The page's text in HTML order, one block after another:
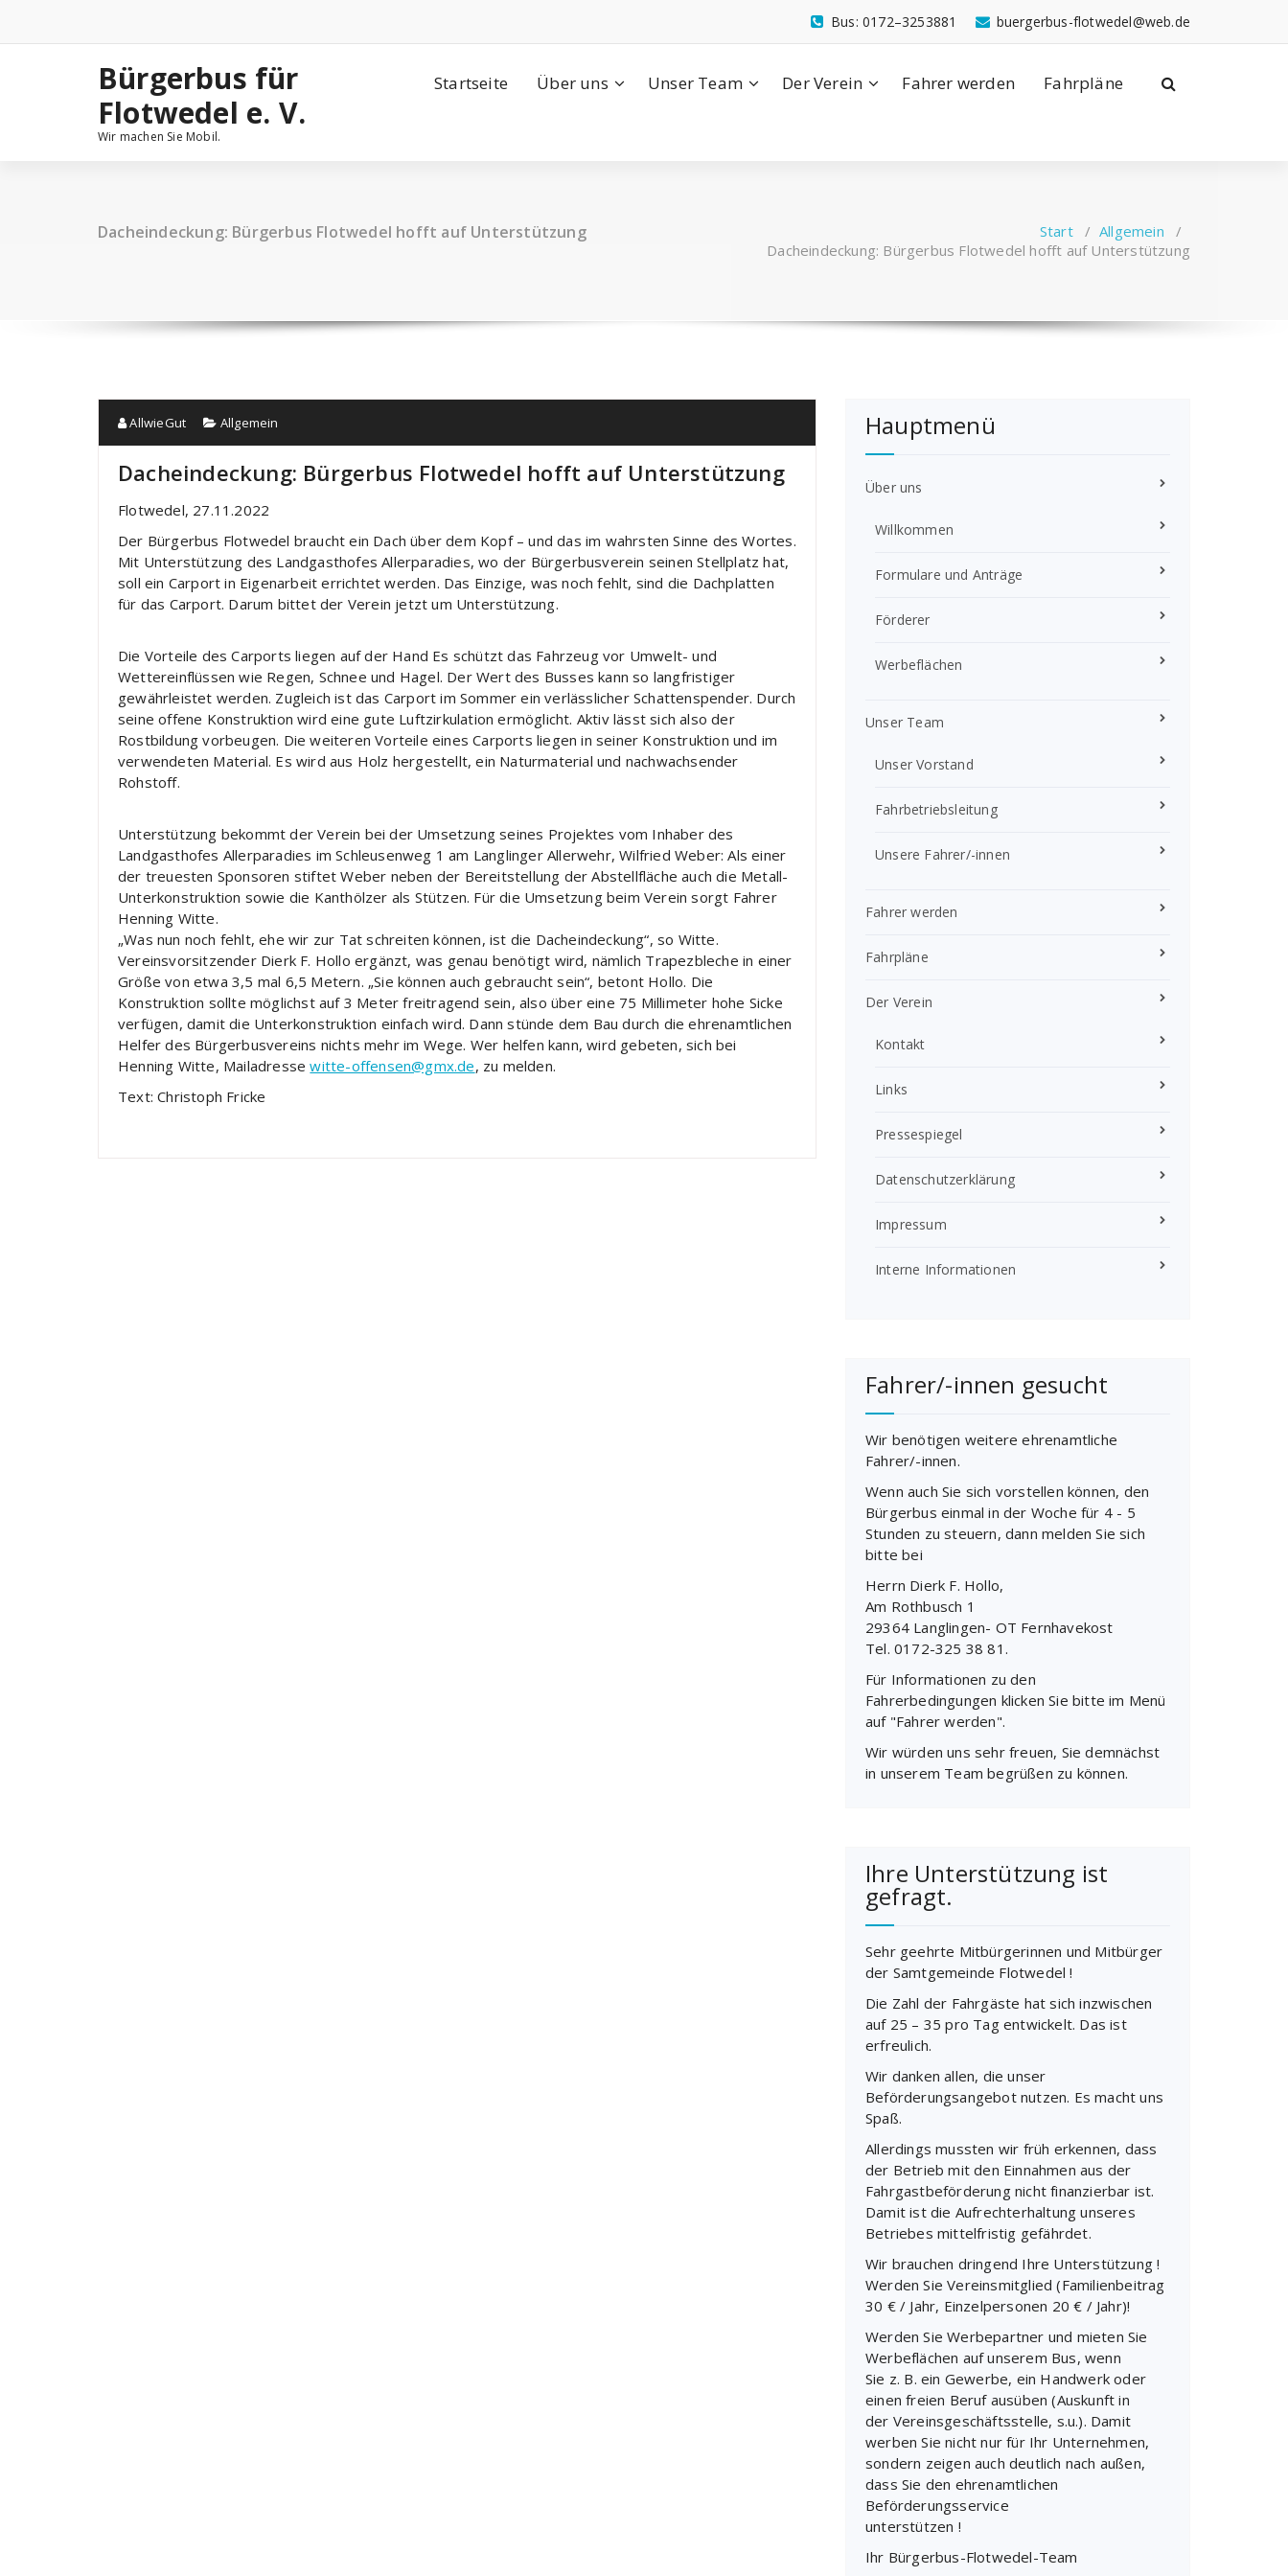
springen
buergerbus-flotwedel@web.de
Bus: 0172–3253881
Bürgerbus für
Flotwedel e. V.
Wir machen Sie Mobil.
Startseite Über uns Unser Team Der Verein Fahrer werden Fahrpläne
Dacheindeckung: Bürgerbus Flotwedel hofft auf Unterstützung Start/ Allgemein /
Dacheindeckung: Bürgerbus Flotwedel hofft auf Unterstützung
AllwieGut Allgemein
Dacheindeckung: Bürgerbus Flotwedel hofft auf Unterstützung
Flotwedel, 27.11.2022
Der Bürgerbus Flotwedel braucht ein Dach über dem Kopf – und das im wahrsten Sinne des Wortes.
Mit Unterstützung des Landgasthofes Allerparadies, wo der Bürgerbusverein seinen Stellplatz hat,
soll ein Carport in Eigenarbeit errichtet werden. Das Einzige, was noch fehlt, sind die Dachplatten
für das Carport. Darum bittet der Verein jetzt um Unterstützung.
Die Vorteile des Carports liegen auf der Hand Es schützt das Fahrzeug vor Umwelt- und
Wettereinflüssen wie Regen, Schnee und Hagel. Der Wert des Busses kann so langfristiger
gewährleistet werden. Zugleich ist das Carport im Sommer ein verlässlicher Schattenspender. Durch
seine offene Konstruktion wird eine gute Luftzirkulation ermöglicht. Aktiv lässt sich also der
Rostbildung vorbeugen. Die weiteren Vorteile eines Carports liegen in seiner Konstruktion und im
verwendeten Material. Es wird aus Holz hergestellt, ein Naturmaterial und nachwachsender
Rohstoff.
Unterstützung bekommt der Verein bei der Umsetzung seines Projektes vom Inhaber des
Landgasthofes Allerparadies im Schleusenweg 1 am Langlinger Allerwehr, Wilfried Weber: Als einer
der treuesten Sponsoren stiftet Weber neben der Bereitstellung der Abstellfläche auch die Metall-
Unterkonstruktion sowie die Kanthölzer als Stützen. Für die Umsetzung beim Verein sorgt Fahrer
Henning Witte.
„Was nun noch fehlt, ehe wir zur Tat schreiten können, ist die Dacheindeckung“, so Witte.
Vereinsvorsitzender Dierk F. Hollo ergänzt, was genau benötigt wird, nämlich Trapezbleche in einer
Größe von etwa 3,5 mal 6,5 Metern. „Sie können auch gebraucht sein“, betont Hollo. Die
Konstruktion sollte möglichst auf 3 Meter freitragend sein, also über eine 75 Millimeter hohe Sicke
verfügen, damit die Unterkonstruktion einfach wird. Dann stünde dem Bau durch die ehrenamtlichen
Helfer des Bürgerbusvereins nichts mehr im Wege. Wer helfen kann, wird gebeten, sich bei
Henning Witte, Mailadressewitte-offensen@gmx.de, zu melden.
Text: Christoph Fricke
Hauptmenü
Über uns
Willkommen
Formulare und Anträge
Förderer
Werbeflächen
Unser Team
Unser Vorstand
Fahrbetriebsleitung
Unsere Fahrer/-innen
Fahrer werden
Fahrpläne
Der Verein
Kontakt
Links
Pressespiegel
Datenschutzerklärung
Impressum
Interne Informationen
Fahrer/-innen gesucht
Wir benötigen weitere ehrenamtliche
Fahrer/-innen.
Wenn auch Sie sich vorstellen können, den
Bürgerbus einmal in der Woche für 4 - 5
Stunden zu steuern, dann melden Sie sich
bitte bei
Herrn Dierk F. Hollo,
Am Rothbusch 1
29364 Langlingen- OT Fernhavekost
Tel. 0172-325 38 81.
Für Informationen zu den
Fahrerbedingungen klicken Sie bitte im Menü
auf "Fahrer werden".
Wir würden uns sehr freuen, Sie demnächst
in unserem Team begrüßen zu können.
Ihre Unterstützung ist
gefragt.
Sehr geehrte Mitbürgerinnen und Mitbürger
der Samtgemeinde Flotwedel !
Die Zahl der Fahrgäste hat sich inzwischen
auf 25 – 35 pro Tag entwickelt. Das ist
erfreulich.
Wir danken allen, die unser
Beförderungsangebot nutzen. Es macht uns
Spaß.
Allerdings mussten wir früh erkennen, dass
der Betrieb mit den Einnahmen aus der
Fahrgastbeförderung nicht finanzierbar ist.
Damit ist die Aufrechterhaltung unseres
Betriebes mittelfristig gefährdet.
Wir brauchen dringend Ihre Unterstützung !
Werden Sie Vereinsmitglied (Familienbeitrag
30 € / Jahr, Einzelpersonen 20 € / Jahr)!
Werden Sie Werbepartner und mieten Sie
Werbeflächen auf unserem Bus, wenn
Sie z. B. ein Gewerbe, ein Handwerk oder
einen freien Beruf ausüben (Auskunft in
der Vereinsgeschäftsstelle, s.u.). Damit
werben Sie nicht nur für Ihr Unternehmen,
sondern zeigen auch deutlich nach außen,
dass Sie den ehrenamtlichen
Beförderungsservice
unterstützen !
Ihr Bürgerbus-Flotwedel-Team